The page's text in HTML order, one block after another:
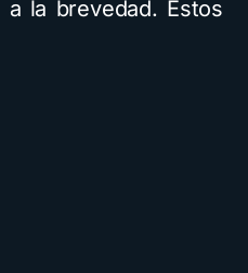
la brevedad. Estos